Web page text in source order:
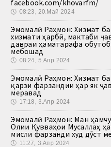
facebook.com/khovarfm/
🕔 08:23, 20.Май 2024
Эмомалӣ Раҳмон: Хизмат
хизмати ҳарбӣ, мактаби
давраи ҳаматарафа
мебошад
🕔 08:24, 5.Апр 2024
Эмомалӣ Раҳмон: Хизмат
қарзи фарзандии ҳар як
меравад
🕔 17:18, 3.Апр 2024
Эмомалӣ Раҳмон: Ман
Олии Қувваҳои Мусаллаҳ
мисли фарзанди худ дӯст
🕔 11:27, 3.Апр 2024